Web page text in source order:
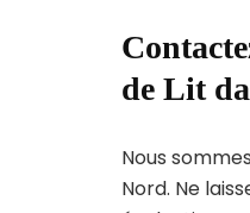
de Lit
Nous
Nord. Ne